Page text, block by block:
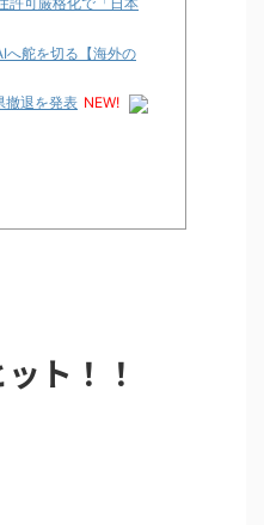
舵を切る【海外の
撤退を発表 NEW!
ト！！